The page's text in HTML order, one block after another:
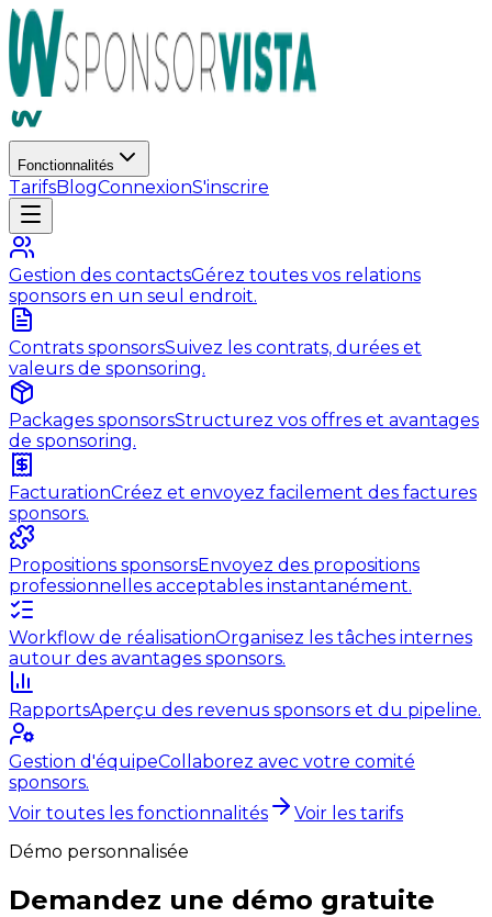
Fonctionnalités
TarifsBlogConnexionS'inscrire
Gestion des contactsGérez toutes vos relations
sponsors en un seul endroit.
Contrats sponsorsSuivez les contrats, durées et
valeurs de sponsoring.
Packages sponsorsStructurez vos offres et avantages
de sponsoring.
FacturationCréez et envoyez facilement des factures
sponsors.
Propositions sponsorsEnvoyez des propositions
professionnelles acceptables instantanément.
Workflow de réalisationOrganisez les tâches internes
autour des avantages sponsors.
RapportsAperçu des revenus sponsors et du pipeline.
Gestion d'équipeCollaborez avec votre comité
sponsors.
Voir toutes les fonctionnalités
Voir les tarifs
Démo personnalisée
Demandez une démo gratuite